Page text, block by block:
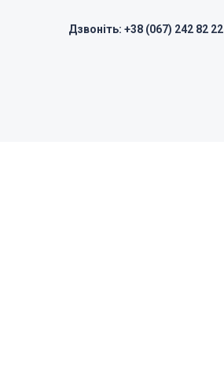
Дзвоніть: +38 (067) 242 82 22